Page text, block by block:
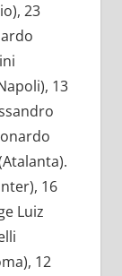
23
13
16
Luiz
12